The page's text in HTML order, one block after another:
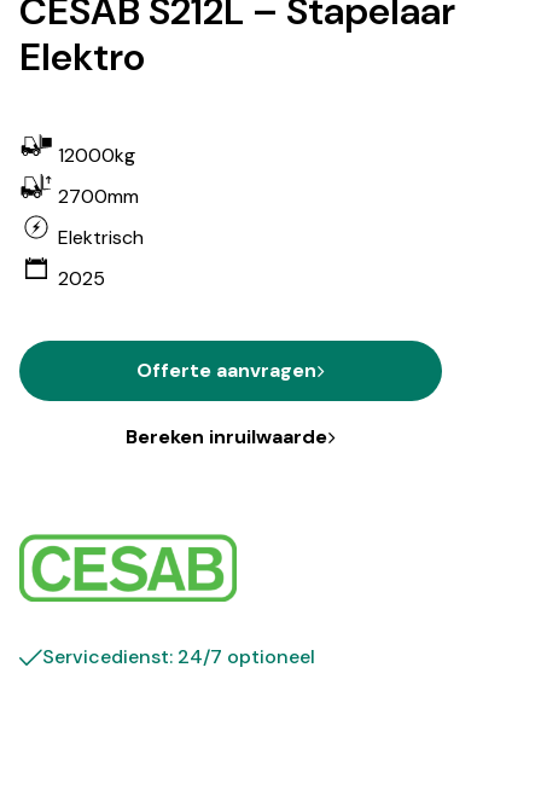
CESAB S212L – Stapelaar
Elektro
12000kg
2700mm
Elektrisch
2025
Offerte aanvragen
Bereken inruilwaarde
Servicedienst: 24/7 optioneel